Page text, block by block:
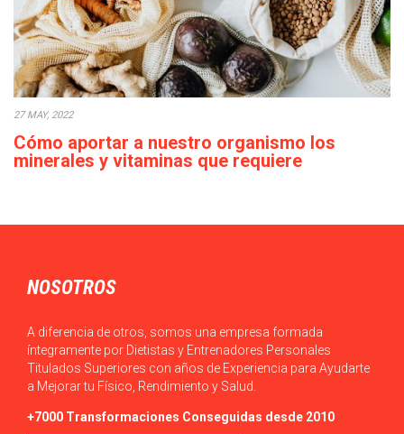
27 MAY, 2022
Cómo aportar a nuestro organismo los
minerales y vitaminas que requiere
NOSOTROS
A diferencia de otros, somos una empresa formada
íntegramente por Dietistas y Entrenadores Personales
Titulados Superiores con años de Experiencia para Ayudarte
a Mejorar tu Físico, Rendimiento y Salud.
+7000 Transformaciones Conseguidas desde 2010